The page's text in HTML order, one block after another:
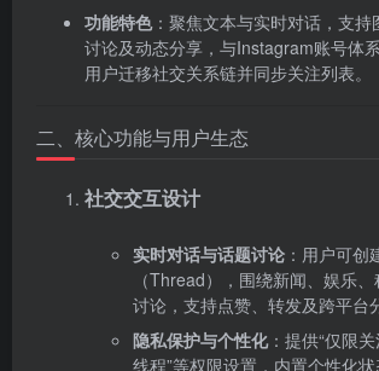
功能特色：聚焦文本与实时对话，支持
讨论及动态分享，与Instagram账号体
用户迁移社交关系链并同步关注列表。
二、核心功能与用户生态
社交交互设计
实时对话与话题讨论 ：用户可创
（Thread），围绕新闻、娱乐
讨论，支持点赞、转发及跨平台
隐私保护与个性化：提供“仅限
线程”等权限设置，内置个性化